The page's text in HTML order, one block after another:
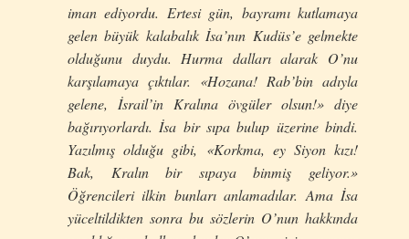
iman ediyordu. Ertesi gün, bayramı kutlamaya
gelen büyük kalabalık İsa’nın Kudüs’e gelmekte
olduğunu duydu. Hurma dalları alarak O’nu
karşılamaya çıktılar. «Hozana! Rab’bin adıyla
gelene, İsrail’in Kralına övgüler olsun!» diye
bağırıyorlardı. İsa bir sıpa bulup üzerine bindi.
Yazılmış olduğu gibi, «Korkma, ey Siyon kızı!
Bak, Kralın bir sıpaya binmiş geliyor.»
Öğrencileri ilkin bunları anlamadılar. Ama İsa
yüceltildikten sonra bu sözlerin O’nun hakkında